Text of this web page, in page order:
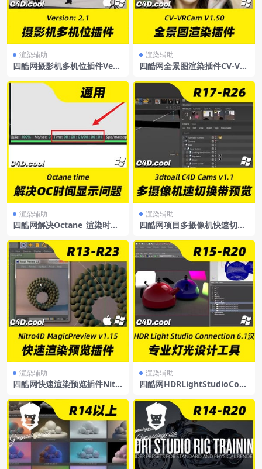
渲染辅助
四酷网摄影机多机位插件Versi
渲染辅助
四酷网全景图渲染插件CV-VR
渲染辅助
四酷网解决Octane_渲染时间
渲染辅助
四酷网项目多摄像机快速切换
amsv1.1R17-R26win
渲染辅助
四酷网快速渲染预览插件Nitr
C4DR13-R23Win/Mac
渲染辅助
四酷网HDRLightStudioCon
化支持R20